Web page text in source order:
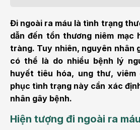
Đi ngoài ra máu là tình trạng
dẫn đến tổn thương niêm mạc
tràng. Tuy nhiên, nguyên nhân
có thể là do nhiều bệnh lý
huyết tiêu hóa, ung thư,
phục tình trạng này cần xác
nhân gây bệnh.
Hiện tượng đi ngoài ra